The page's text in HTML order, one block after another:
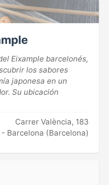
Eixample barcelonés,
los sabores
japonesa en un
Su ubicación
Carrer València, 183
- Barcelona (Barcelona)